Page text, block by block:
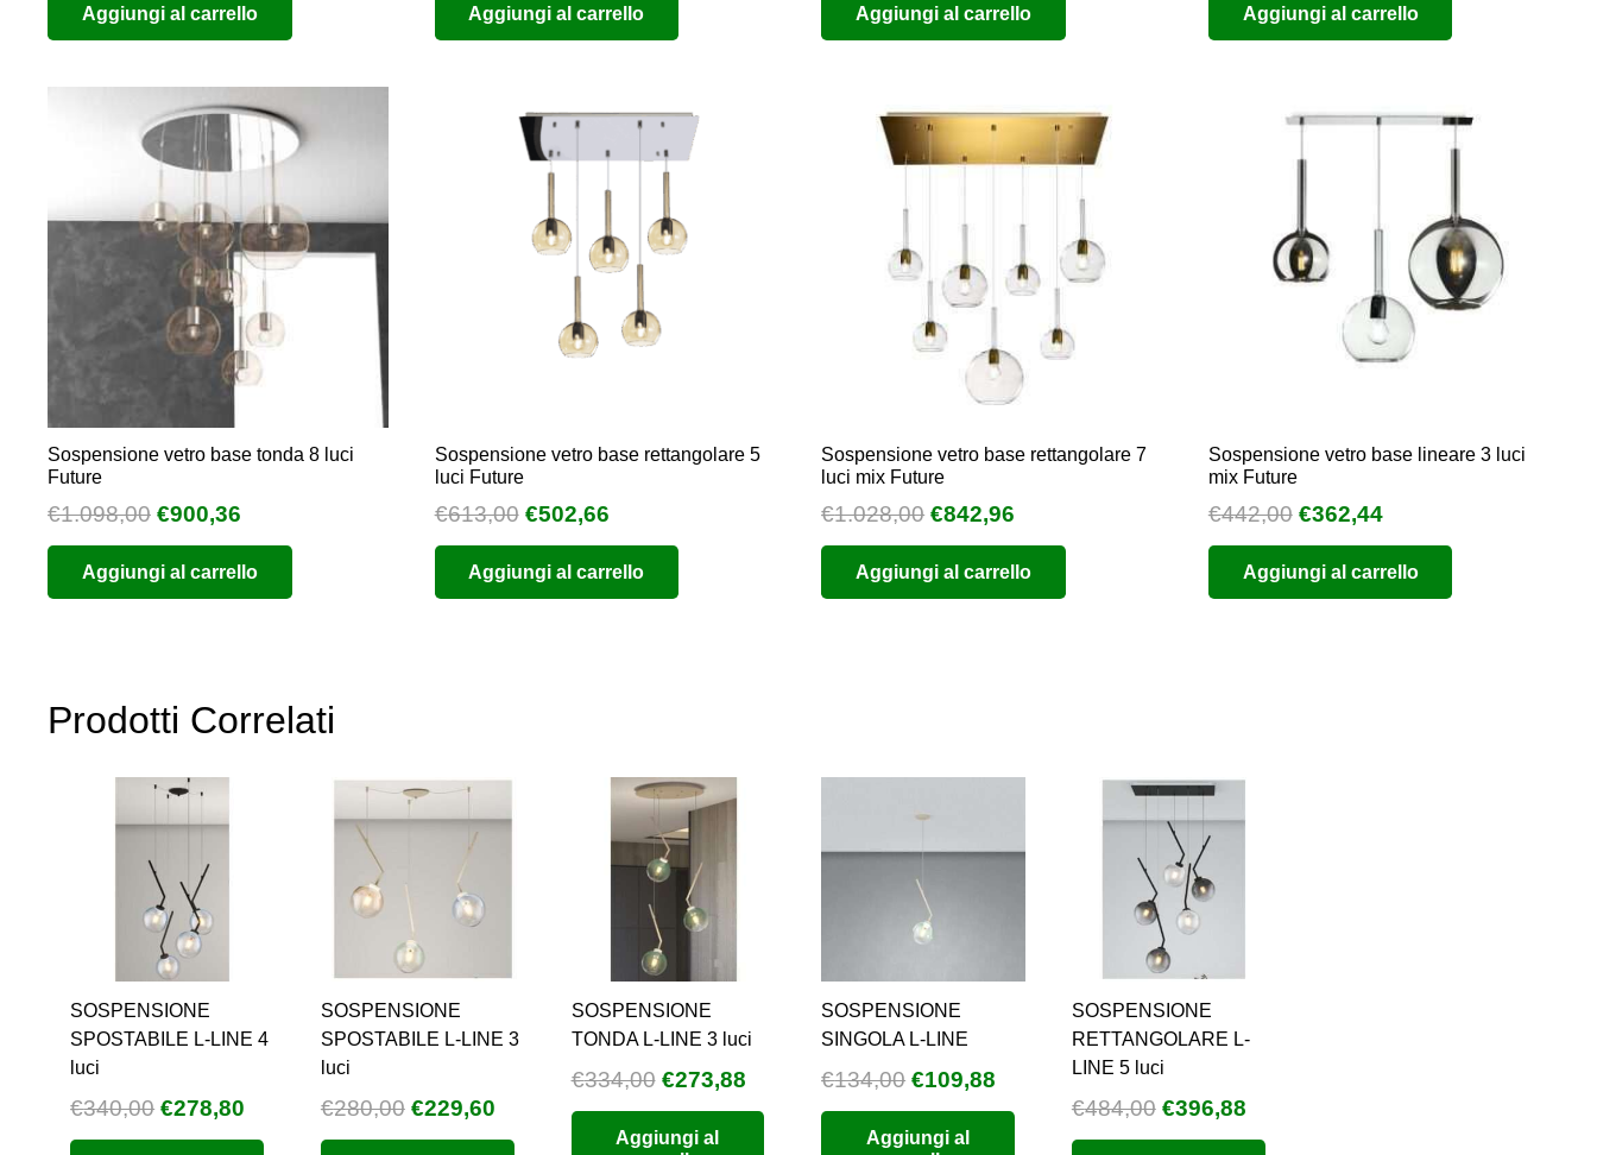
originale
era:
attuale
è:
Aggiungi al carrello
originale
era:
attuale
è:
Aggiungi al carrello
originale
era:
attuale
è:
Aggiungi al carrello
originale
era:
attuale
è:
Aggiungi al carrello
Sospensione vetro base tonda 8 luci
Future
€1.098,00 Il
prezzo
originale
era:
€900,36
prezzo
attuale
è:
Aggiungi al carrello
Sospensione vetro base rettangolare 5
luci Future
€613,00 Il
prezzo
originale
era:
€502,66Il
prezzo
attuale
è:
Aggiungi al carrello
Sospensione vetro base rettangolare 7
luci mix Future
€1.028,00 Il
prezzo
originale
era:
€842,96
prezzo
attuale
è:
Aggiungi al carrello
Sospensione vetro base lineare 3 luci
mix Future
€442,00 Il
prezzo
originale
era:
€362,44Il
prezzo
attuale
è:
Aggiungi al carrello
Prodotti Correlati
SOSPENSIONE
SPOSTABILE L-LINE 4
luci
€340,00 Il
prezzo
€278,80
prezzo
SOSPENSIONE
SPOSTABILE L-LINE 3
luci
€280,00 Il
prezzo
€229,60Il
prezzo
SOSPENSIONE
TONDA L-LINE 3 luci
€334,00 Il
prezzo
originale
€273,88Il
prezzo
Aggiungi al
SOSPENSIONE
SINGOLA L-LINE
€134,00 Il
prezzo
originale
€109,88
prezzo
Aggiungi al
SOSPENSIONE
RETTANGOLARE L-
LINE 5 luci
€484,00 Il
prezzo
€396,88Il
prezzo